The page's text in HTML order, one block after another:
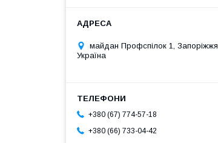
майдан Профспілок 1, Запоріжжя,
Україна
+380 (67) 774-57-18
+380 (66) 733-04-42